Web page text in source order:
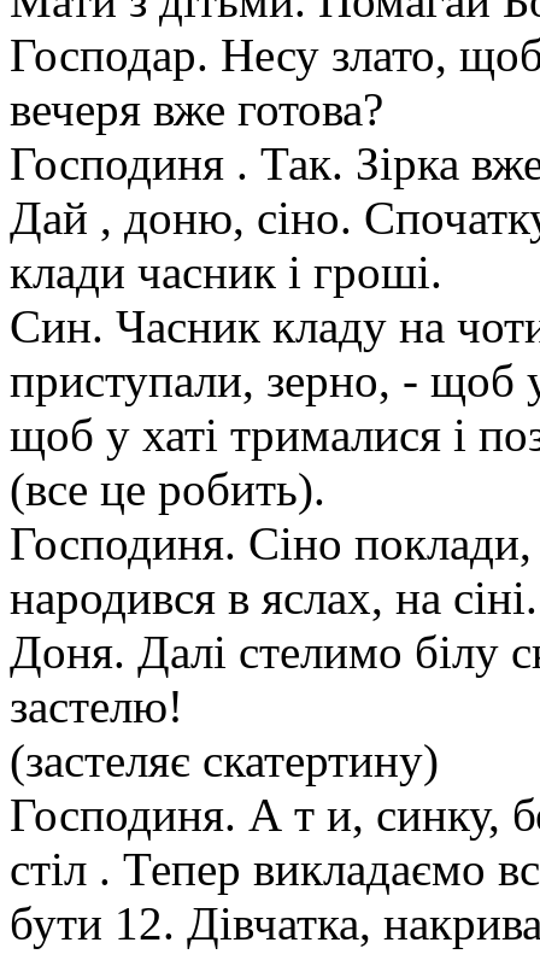
Господар. Несу злато,
вечеря вже готова?
Господиня . Так. Зірка
Дай , доню, сіно.
клади часник і гроші.
Син. Часник кладу на
приступали, зерно, - щоб
щоб у хаті трималися і
(все це робить).
Господиня. Сіно поклади,
народився в яслах, на сіні.
Доня. Далі стелимо білу
застелю!
(застеляє скатертину)
Господиня. А т и, синку,
стіл . Тепер викладаємо
бути 12. Дівчатка,